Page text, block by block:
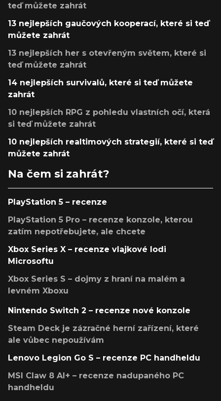
teď můžete zahrát
13 nejlepších gaučových kooperací, které si teď
můžete zahrát
13 nejlepších her s otevřeným světem, které si
teď můžete zahrát
14 nejlepších survivalů, které si teď můžete
zahrát
10 nejlepších RPG z pohledu vlastních očí, která
si teď můžete zahrát
10 nejlepších realtimových strategií, které si teď
můžete zahrát
Na čem si zahrát?
PlayStation 5 – recenze
PlayStation 5 Pro – recenze konzole, kterou
zatím nepotřebujete, ale chcete
Xbox Series X – recenze vlajkové lodi
Microsoftu
Xbox Series S – dojmy z hraní na malém a
levném Xboxu
Nintendo Switch 2 – recenze nové konzole
Steam Deck je zázračné herní zařízení, které
ale vůbec nepoužívám
Lenovo Legion Go S – recenze PC handheldu
MSI Claw 8 AI+ – recenze nadupaného PC
handheldu